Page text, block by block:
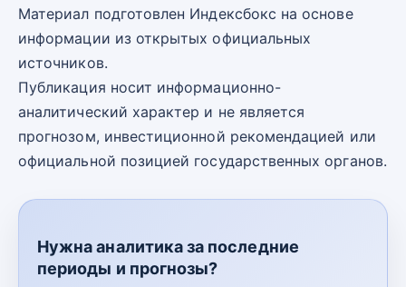
Материал подготовлен Индексбокс на основе
информации из открытых официальных
источников.
Публикация носит информационно-
аналитический характер и не является
прогнозом, инвестиционной рекомендацией или
официальной позицией государственных органов.
Нужна аналитика за последние
периоды и прогнозы?